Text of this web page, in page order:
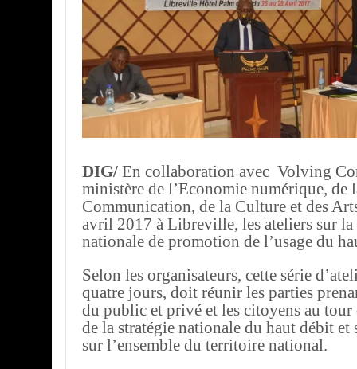
DIG/ En collaboration avec Volving
ministère de l’Economie numérique, de
Communication, de la Culture et des
avril 2017 à Libreville, les ateliers sur la
nationale de promotion de l’usage du
Selon les organisateurs, cette série
quatre jours, doit réunir les parties
du public et privé et les citoyens au tour
de la stratégie nationale du haut débit et
sur l’ensemble du territoire national.